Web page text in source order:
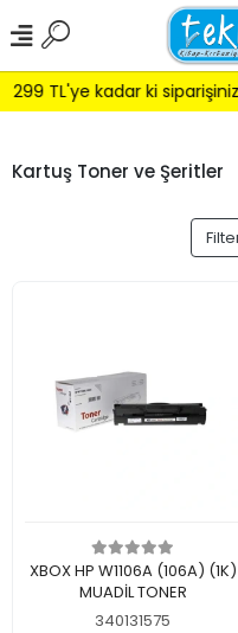
TL'ye kadar ki
Kartuş Toner ve Şeritler
Add to cart
XBOX HP W1106A (106A) (1K)
MUADİL TONER
340131575